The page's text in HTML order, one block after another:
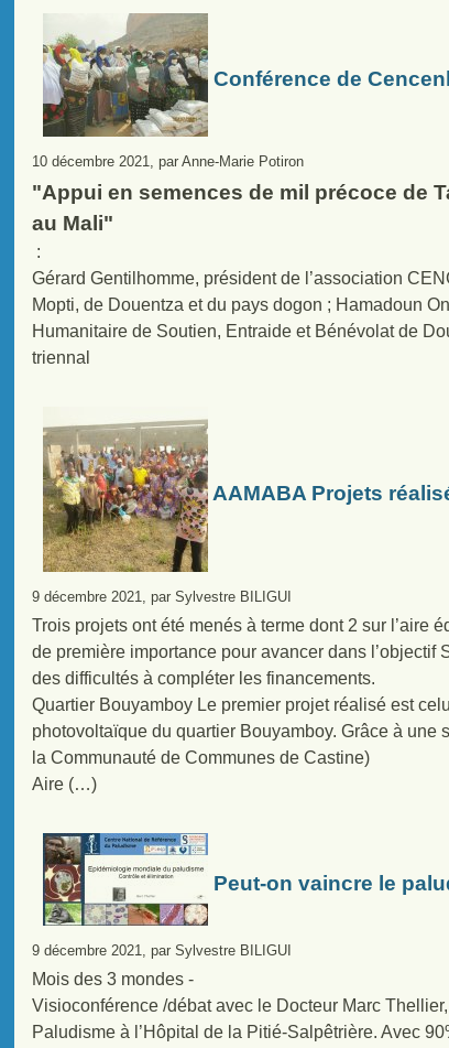
Conférence de
10 décembre 2021, par Anne-Marie Potiron
"Appui en semences de mil précoce de
au Mali"
:
Gérard Gentilhomme, président de l’association
Mopti, de Douentza et du pays dogon ; Hamadoun
Humanitaire de Soutien, Entraide et Bénévolat de
triennal
AAMABA Projets
9 décembre 2021, par Sylvestre BILIGUI
Trois projets ont été menés à terme dont 2 sur l’aire
de première importance pour avancer dans l’objectif
des difficultés à compléter les financements.
Quartier Bouyamboy Le premier projet réalisé est
photovoltaïque du quartier Bouyamboy. Grâce à
la Communauté de Communes de Castine)
Aire (…)
Peut-on vaincre le
9 décembre 2021, par Sylvestre BILIGUI
Mois des 3 mondes -
Visioconférence /débat avec le Docteur Marc
Paludisme à l’Hôpital de la Pitié-Salpêtrière. Avec